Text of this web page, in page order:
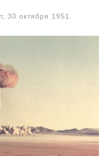
30 октября 1951.